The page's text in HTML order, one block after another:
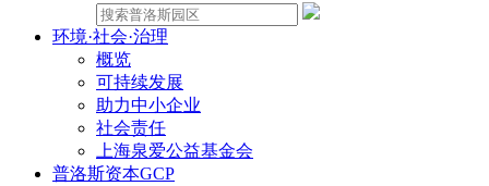
环境·社会·治理
概览
可持续发展
助力中小企业
社会责任
上海泉爱公益基金会
普洛斯资本GCP